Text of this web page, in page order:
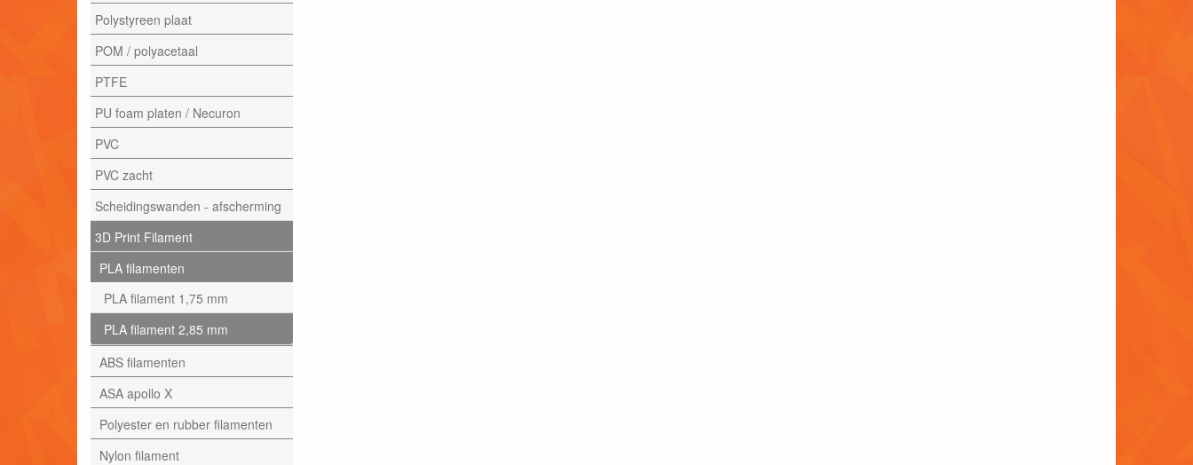
Polystyreen plaat
POM / polyacetaal
PTFE
PU foam platen / Necuron
PVC
PVC zacht
Scheidingswanden - afscherming
3D Print Filament
PLA filamenten
PLA filament 1,75 mm
PLA filament 2,85 mm
ABS filamenten
ASA apollo X
Polyester en rubber filamenten
Nylon filament